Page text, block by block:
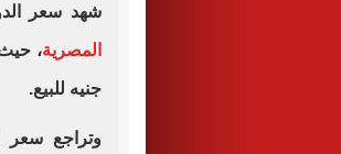
شهد سعر الدولار
المصرية،
جنيه للبيع.
وتراجع سعر